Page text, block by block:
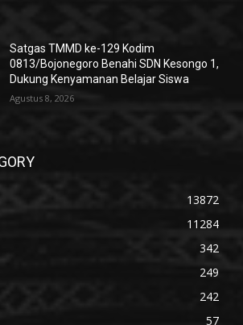
Satgas TMMD ke-129 Kodim
0813/Bojonegoro Benahi SDN Kesongo 1,
Dukung Kenyamanan Belajar Siswa
Agustus 8, 2026
13872
11284
342
249
242
57